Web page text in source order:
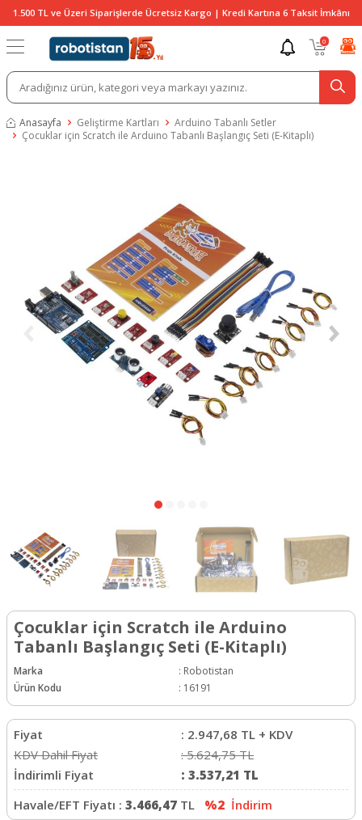
1.500 TL ve Üzeri Siparişlerde Ücretsiz Kargo | Kredi Kartına 6 Taksit İmkânı
0
Anasayfa Geliştirme Kartları
Arduino Tabanlı Setler
Çocuklar için Scratch ile Arduino Tabanlı Başlangıç Seti (E-Kitaplı)
Çocuklar için Scratch ile Arduino
Tabanlı Başlangıç Seti (E-Kitaplı)
Marka : Robotistan
Ürün Kodu
: 16191
Fiyat : 2.947,68 TL + KDV
KDV Dahil Fiyat
:5.624,75TL
İndirimli Fiyat
: 3.537,21 TL
Havale/EFT Fiyatı : 3.466,47 TL %2 İndirim